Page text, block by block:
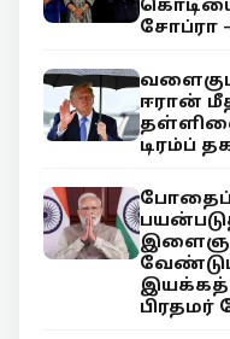
சோப்ரா -
ஈரான்
டிரம்ப்
வேண்டும்
பிரதமர்